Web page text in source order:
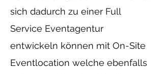
sich dadurch zu einer Full
Service Eventagentur
entwickeln können mit On-Site
Eventlocation welche ebenfalls